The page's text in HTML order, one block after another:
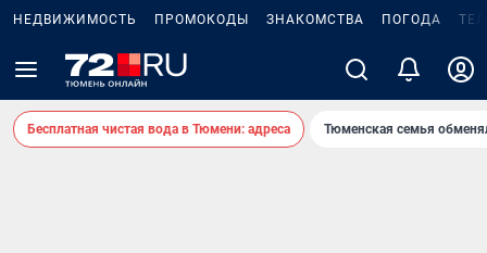
НЕДВИЖИМОСТЬ ПРОМОКОДЫ ЗНАКОМСТВА ПОГОДА
Бесплатная чистая вода в Тюмени: адреса Тюменская семья